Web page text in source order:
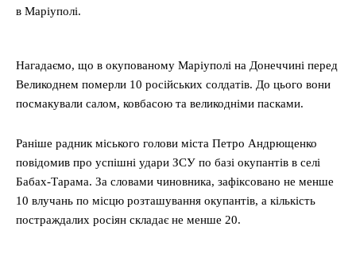
в Маріуполі.
Нагадаємо, що в окупованому Маріуполі на Донеччині перед
Великоднем померли 10 російських солдатів. До цього вони
посмакували салом, ковбасою та великодніми пасками.
Раніше радник міського голови міста Петро Андрющенко
повідомив про успішні удари ЗСУ по базі окупантів в селі
Бабах-Тарама. За словами чиновника, зафіксовано не менше
10 влучань по місцю розташування окупантів, а кількість
постраждалих росіян складає не менше 20.